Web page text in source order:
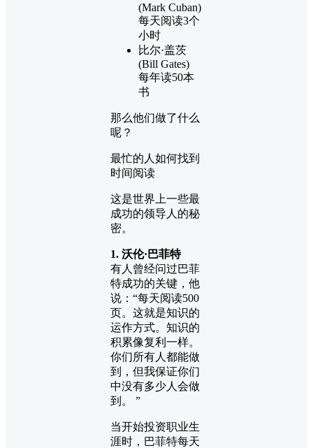
(Mark Cuban)
每天阅读3个
小时
比尔·盖茨
(Bill Gates)
每年读50本
书
那么他们做了什么
呢？
最忙的人如何找到
时间阅读
这是世界上一些最
成功的领导人的秘
密。
1. 沃伦·巴菲特
有人曾经问过巴菲
特成功的关键，他
说：“每天阅读500
页。这就是知识的
运作方式。知识的
积累像复利一样。
你们所有人都能做
到，但我保证你们
中没有多少人会做
到。 ”
当开始投资职业生
涯时，巴菲特每天